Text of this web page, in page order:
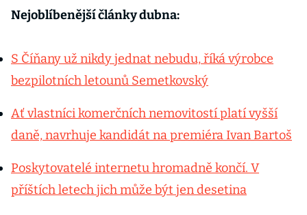
Nejoblíbenější články dubna:
S Číňany už nikdy jednat nebudu, říká výrobce
bezpilotních letounů Semetkovský
Ať vlastníci komerčních nemovitostí platí vyšší
daně, navrhuje kandidát na premiéra Ivan Bartoš
Poskytovatelé internetu hromadně končí. V
příštích letech jich může být jen desetina